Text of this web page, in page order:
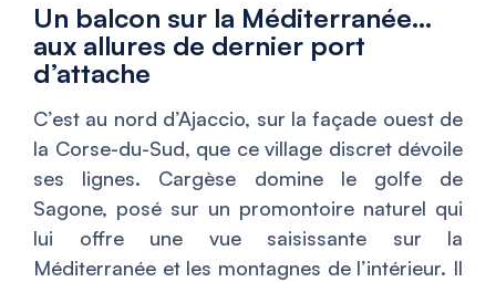
Un balcon sur la Méditerranée…
aux allures de dernier port
d’attache
C’est au nord d’Ajaccio, sur la façade ouest de
la Corse-du-Sud, que ce village discret dévoile
ses lignes. Cargèse domine le golfe de
Sagone, posé sur un promontoire naturel qui
lui offre une vue saisissante sur la
Méditerranée et les montagnes de l’intérieur. Il